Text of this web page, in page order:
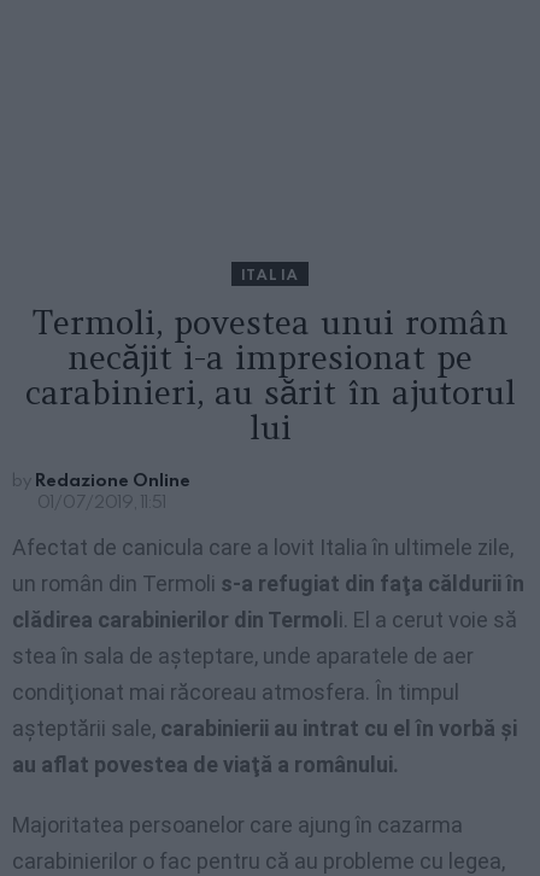
ITALIA
Termoli, povestea unui român
necăjit i-a impresionat pe
carabinieri, au sărit în ajutorul
lui
by Redazione Online
01/07/2019, 11:51
Afectat de canicula care a lovit Italia în ultimele zile,
un român din Termoli s-a refugiat din faţa căldurii în
clădirea carabinierilor din Termol i. El a cerut voie să
stea în sala de aşteptare, unde aparatele de aer
condiţionat mai răcoreau atmosfera. În timpul
aşteptării sale, carabinierii au intrat cu el în vorbă şi
au aflat povestea de viaţă a românului.
Majoritatea persoanelor care ajung în cazarma
carabinierilor o fac pentru că au probleme cu legea,